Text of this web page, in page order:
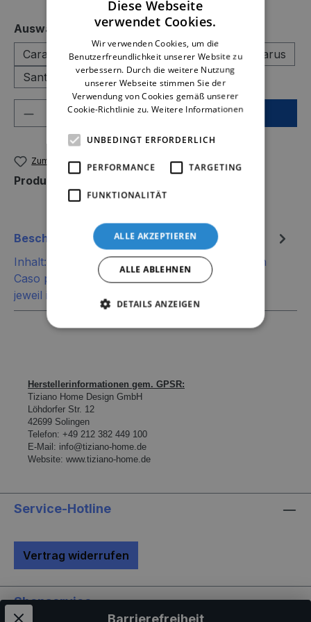
Auswahl
auswählen
Caravan Caso
Hund Rocky
Karussell Ikarus
Santa Kopf Nico
Produkt Anzahl: Gib den
In den Warenkorb
Zum Merkzettel hinzufügen
Produktnummer:
Beschreibung
Inhalt:Hänger Crazy Santa Kopf Nico / Caravan
Caso pink / Karussell Ikarus oder Hund Rocky,
jeweil in schwarzem Geschenkkart…
Herstellerinformationen gem. GPSR:
Tiziano Home Design GmbH
öhdorfer Str. 12
42699 Solingen
Telefon: +49 212 382 449 100
E-Mail: info@tiziano-home.de
Website: www.tiziano-home.de
Service-Hotline
Vertrag widerrufen
Shopservice
Barrierefreiheit
Diese Webseite
verwendet Cookies.
Wir verwenden Cookies, um die
Benutzerfreundlichkeit unserer Website zu
verbessern. Durch die weitere Nutzung
unserer Webseite stimmen Sie der
Verwendung von Cookies gemäß unserer
Cookie-Richtlinie zu.Weitere Informationen
UNBEDINGT ERFORDERLICH
PERFORMANCE TARGETING
FUNKTIONALITÄT
ALLE AKZEPTIEREN
ALLE ABLEHNEN
DETAILS ANZEIGEN